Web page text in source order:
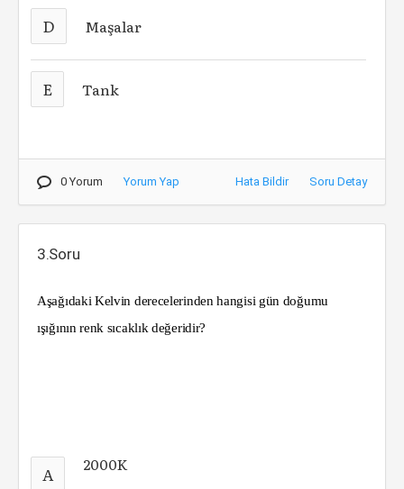
D Maşalar
E Tank
0 Yorum Yorum Yap Hata Bildir Soru Detay
3.Soru
Aşağıdaki Kelvin derecelerinden hangisi gün doğumu
ışığının renk sıcaklık değeridir?
A 2000K